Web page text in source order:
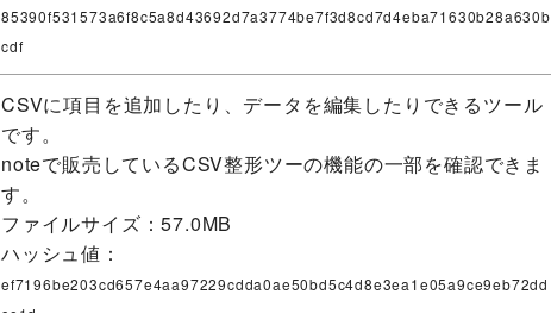
85390f531573a6f8c5a8d43692d7a3774be7f3d8cd7d4eba71630b28a630b
cdf
CSVに項目を追加したり、データを編集したりできるツール
です。
noteで販売しているCSV整形ツーの機能の一部を確認できま
す。
ファイルサイズ：57.0MB
ハッシュ値：
ef7196be203cd657e4aa97229cdda0ae50bd5c4d8e3ea1e05a9ce9eb72dd